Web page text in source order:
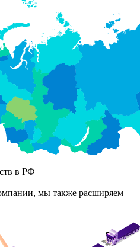
в РФ
мы также расширяем